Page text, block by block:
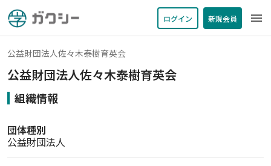
ログイン 新規会員 menu
公益財団法人佐々木泰樹育英会
公益財団法人佐々木泰樹育英会
組織情報
団体種別
公益財団法人